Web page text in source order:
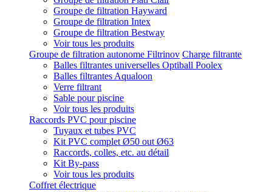
Groupe de filtration Hayward
Groupe de filtration Intex
Groupe de filtration Bestway
Voir tous les produits
Groupe de filtration autonome Filtrinov Charge filtrante
Balles filtrantes universelles Optiball Poolex
Balles filtrantes Aqualoon
Verre filtrant
Sable pour piscine
Voir tous les produits
Raccords PVC pour piscine
Tuyaux et tubes PVC
Kit PVC complet Ø50 out Ø63
Raccords, colles, etc. au détail
Kit By-pass
Voir tous les produits
Coffret électrique